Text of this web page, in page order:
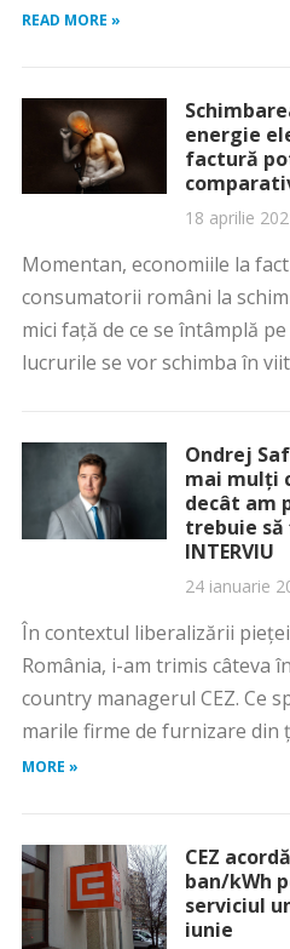
READ MORE »
energie
factură
18 aprilie
Momentan, economiile la
consumatorii români la
mici față de ce se întâmplă
lucrurile se vor schimba în
Ondrej
mai mulți
decât am
trebuie
INTERVIU
24 ianuarie
În contextul liberalizării
România, i-am trimis câteva
country managerul CEZ. Ce
marile firme de furnizare din
MORE »
CEZ
ban/kWh
serviciul
iunie